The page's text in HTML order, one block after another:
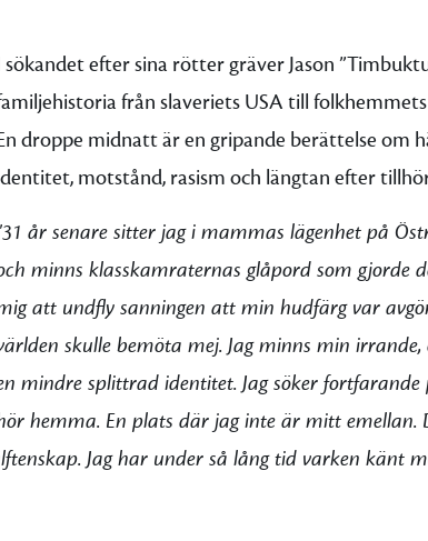
sökandet efter sina rötter gräver Jason
från slaveriets USA till folkhemmets
droppe midnatt är en gripande berättelse om
motstånd, rasism och längtan efter
år senare sitter jag i mammas lägenhet på
minns klasskamraternas glåpord som gjorde
att undfly sanningen att min hudfärg var
skulle bemöta mej. Jag minns min
mindre splittrad identitet. Jag söker
hemma. En plats där jag inte är mitt emellan.
Jag har under så lång tid varken känt